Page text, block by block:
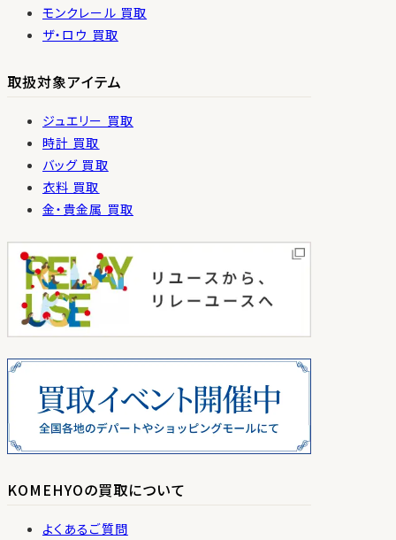
モンクレール 買取
ザ・ロウ 買取
取扱対象アイテム
ジュエリー 買取
時計 買取
バッグ 買取
衣料 買取
金・貴金属 買取
KOMEHYOの買取について
よくあるご質問